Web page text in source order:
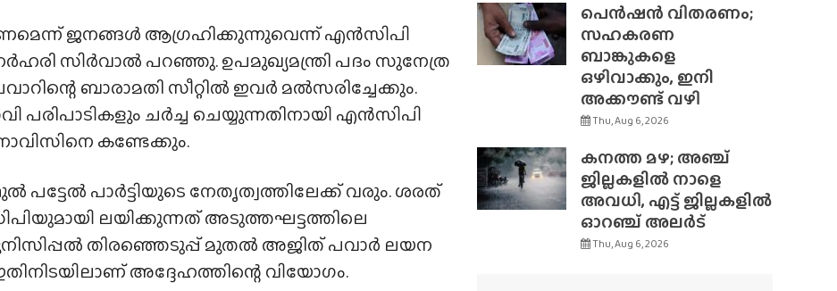
ജനങ്ങൾ ആഗ്രഹിക്കുന്നുവെന്ന് എൻസിപി
സിർവാൽ പറഞ്ഞു. ഉപമുഖ്യമന്ത്രി പദം സുനേത്ര
ബാരാമതി സീറ്റിൽ ഇവർ മൽസരിച്ചേക്കും.
പരിപാടികളും ചർച്ച ചെയ്യുന്നതിനായി എൻസിപി
കണ്ടേക്കും.
പട്ടേൽ പാർട്ടിയുടെ നേതൃത്വത്തിലേക്ക് വരും. ശരത്
ലയിക്കുന്നത് അടുത്തഘട്ടത്തിലെ
തിരഞ്ഞെടുപ്പ് മുതൽ അജിത് പവാർ ലയന
അദ്ദേഹത്തിന്റെ വിയോഗം.
പെൻഷൻ വിതരണം;
സഹകരണ
ബാങ്കുകളെ
ഒഴിവാക്കും, ഇനി
അക്കൗണ്ട് വഴി
Thu, Aug 6, 2026
കനത്ത മഴ; അഞ്ച്
ജില്ലകളിൽ നാളെ
അവധി, എട്ട് ജില്ലകളിൽ
ഓറഞ്ച് അലർട്
Thu, Aug 6, 2026